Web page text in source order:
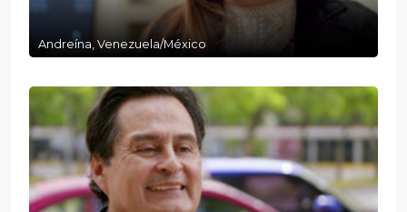
Andreína, Venezuela/México